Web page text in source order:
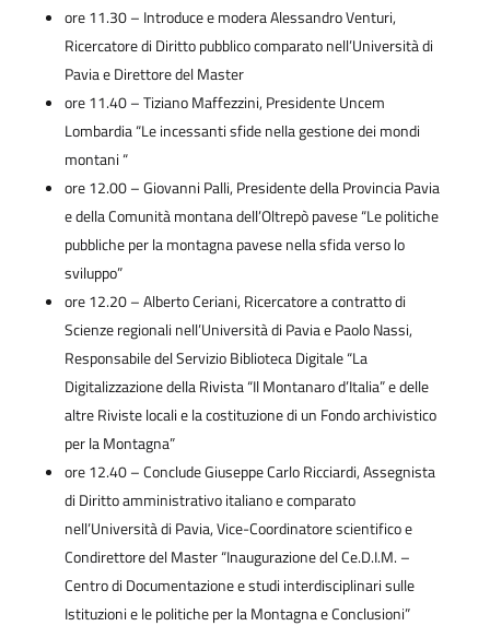
ore 11.30 – Introduce e modera Alessandro Venturi,
Ricercatore di Diritto pubblico comparato nell’Università di
Pavia e Direttore del Master
ore 11.40 – Tiziano Maffezzini, Presidente Uncem
Lombardia “Le incessanti sfide nella gestione dei mondi
montani “
ore 12.00 – Giovanni Palli, Presidente della Provincia Pavia
e della Comunità montana dell’Oltrepò pavese “Le politiche
pubbliche per la montagna pavese nella sfida verso lo
sviluppo”
ore 12.20 – Alberto Ceriani, Ricercatore a contratto di
Scienze regionali nell’Università di Pavia e Paolo Nassi,
Responsabile del Servizio Biblioteca Digitale “La
Digitalizzazione della Rivista “Il Montanaro d’Italia” e delle
altre Riviste locali e la costituzione di un Fondo archivistico
per la Montagna”
ore 12.40 – Conclude Giuseppe Carlo Ricciardi, Assegnista
di Diritto amministrativo italiano e comparato
nell’Università di Pavia, Vice-Coordinatore scientifico e
Condirettore del Master “Inaugurazione del Ce.D.I.M. –
Centro di Documentazione e studi interdisciplinari sulle
Istituzioni e le politiche per la Montagna e Conclusioni”